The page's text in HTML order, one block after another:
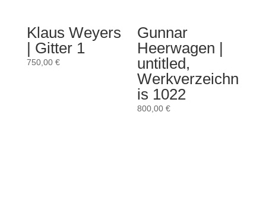
Klaus Weyers
| Gitter 1
750,00 €
Gunnar
Heerwagen |
untitled,
Werkverzeichn
is 1022
800,00€